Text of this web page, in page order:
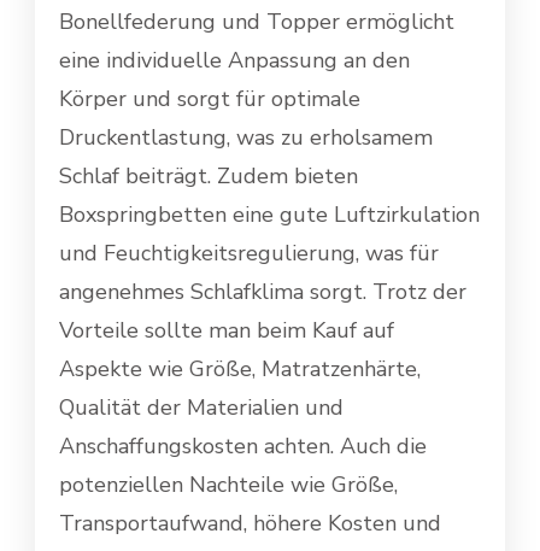
Bonellfederung und Topper ermöglicht
eine individuelle Anpassung an den
Körper und sorgt für optimale
Druckentlastung, was zu erholsamem
Schlaf beiträgt. Zudem bieten
Boxspringbetten eine gute Luftzirkulation
und Feuchtigkeitsregulierung, was für
angenehmes Schlafklima sorgt. Trotz der
Vorteile sollte man beim Kauf auf
Aspekte wie Größe, Matratzenhärte,
Qualität der Materialien und
Anschaffungskosten achten. Auch die
potenziellen Nachteile wie Größe,
Transportaufwand, höhere Kosten und